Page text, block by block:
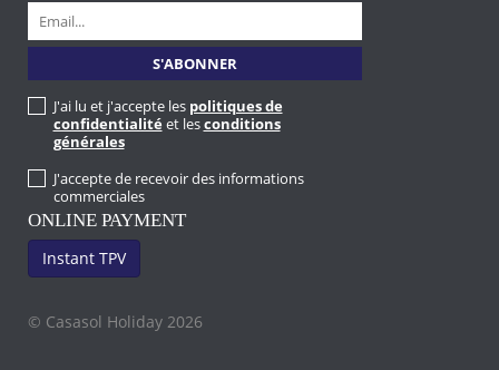
J'ai lu et j'accepte les politiques de
confidentialité et lesconditions
générales
J'accepte de recevoir des informations
commerciales
ONLINE PAYMENT
Instant TPV
© Casasol Holiday 2026